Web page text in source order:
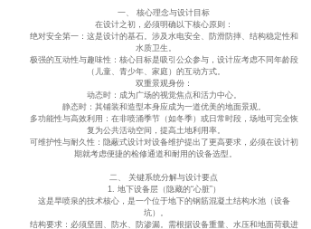
一、 核心理念与设计目标
在设计之初，必须明确以下核心原则：
绝对安全第一：这是设计的基石。涉及水电安全、防滑防摔、结构稳定性和
水质卫生。
极强的互动性与趣味性：核心目标是吸引公众参与，设计应考虑不同年龄段
（儿童、青少年、家庭）的互动方式。
双重景观身份：
动态时：成为广场的视觉焦点和活力中心。
静态时：其铺装和造型本身应成为一道优美的地面景观。
多功能性与高效利用：在非喷涌季节（如冬季）或日常时段，场地可完全恢
复为公共活动空间，提高土地利用率。
可维护性与耐久性：隐蔽式设计对设备维护提出了更高要求，必须在设计初
期就考虑便捷的检修通道和耐用的设备选型。
二、 关键系统分解与设计要点
1. 地下设备层（隐藏的“心脏”）
这是旱喷泉的技术核心，是一个位于地下的钢筋混凝土结构水池（设备
坑）。
结构要求：必须坚固、防水、防渗漏。需根据设备重量、水压和地面荷载进